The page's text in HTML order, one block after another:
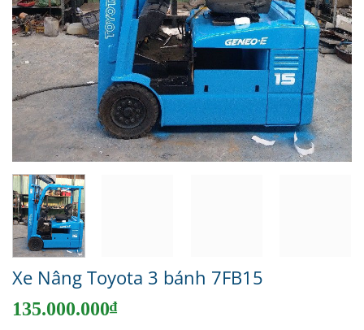
Xe Nâng Toyota 3 bánh 7FB15
135.000.000₫